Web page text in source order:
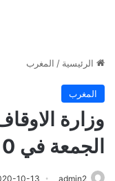
الرئيسية / المغرب
المغرب
وزارة
الجمعة في 10 آلاف مسجد
admin2
10-13